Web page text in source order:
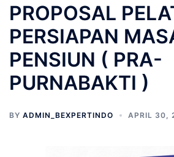
PROPOSAL
PERSIAPAN
PENSIUN ( PRA-
PURNABAKTI )
BY ADMIN_BEXPERTINDO APRIL 30,